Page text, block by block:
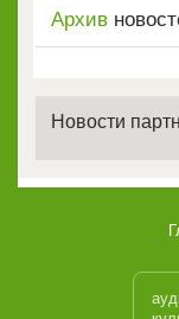
Архив
Новости